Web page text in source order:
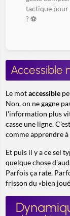
tactique pour
? ⚽️
Accessible
Le motaccessible
Non, on ne gagne
l'information plus
casse une ligne.
comme apprendre
Et puis il y a ce sel
quelque chose
Parfois ça rate.
frisson du «bien